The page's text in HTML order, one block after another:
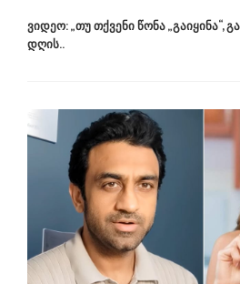
ვიდეო: „თუ თქვენი წონა „გაიყინა“,
დღის..